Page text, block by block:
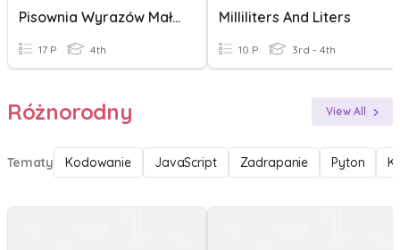
Pisownia Wyrazów Mała I Wielką Literą
17 P 4th
Milliliters And Liters
10 P 3rd - 4th
Różnorodny View All
Tematy Kodowanie JavaScript Zadrapanie Pyton